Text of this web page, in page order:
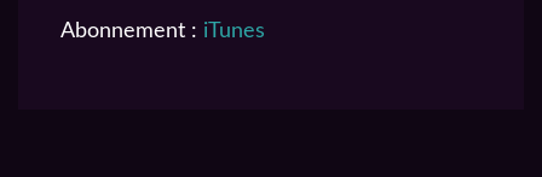
Abonnement : iTunes